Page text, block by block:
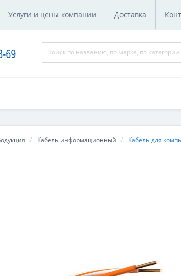
Услуги и цены компании Доставка
Кабель информационный Кабель для